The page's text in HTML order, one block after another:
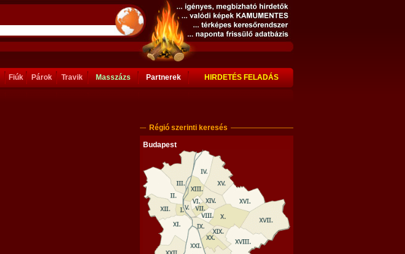
Fiúk Párok Travik Masszázs Partnerek HIRDETÉS FELADÁS
Régió szerinti keresés
Budapest